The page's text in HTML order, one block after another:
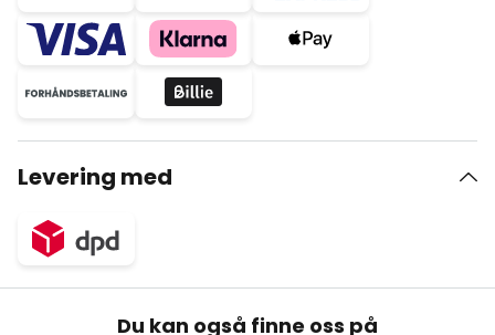
Levering med
Du kan også finne oss på